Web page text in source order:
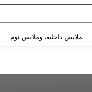
ملابس داخلية، وملابس نوم